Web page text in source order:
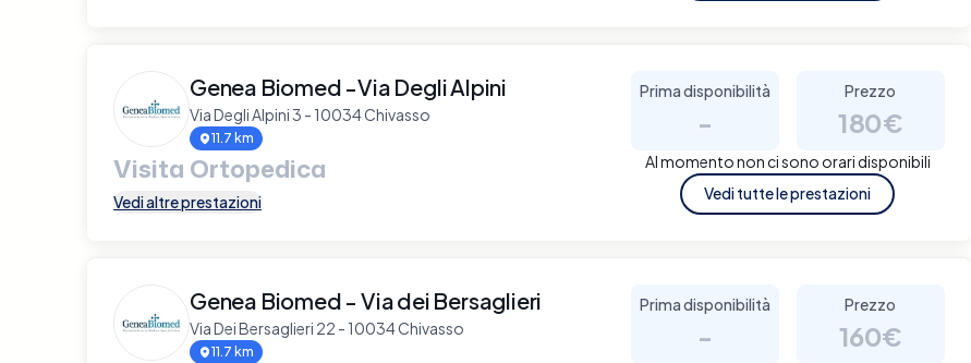
Genea Biomed -Via Degli Alpini
Via Degli Alpini 3 - 10034 Chivasso
11.7 km
Visita Ortopedica
Vedi altre prestazioni
Prima disponibilità
-
Prezzo
180€
Al momento non ci sono orari disponibili
Vedi tutte le prestazioni
Genea Biomed - Via dei Bersaglieri
Via Dei Bersaglieri 22 - 10034 Chivasso
11.7 km
Prima disponibilità
-
Prezzo
160€